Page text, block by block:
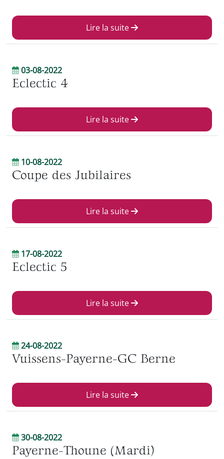
Lire la suite
03-08-2022
Eclectic 4
Lire la suite
10-08-2022
Coupe des Jubilaires
Lire la suite
17-08-2022
Eclectic 5
Lire la suite
24-08-2022
Vuissens-Payerne-GC Berne
Lire la suite
30-08-2022
Payerne-Thoune (Mardi)